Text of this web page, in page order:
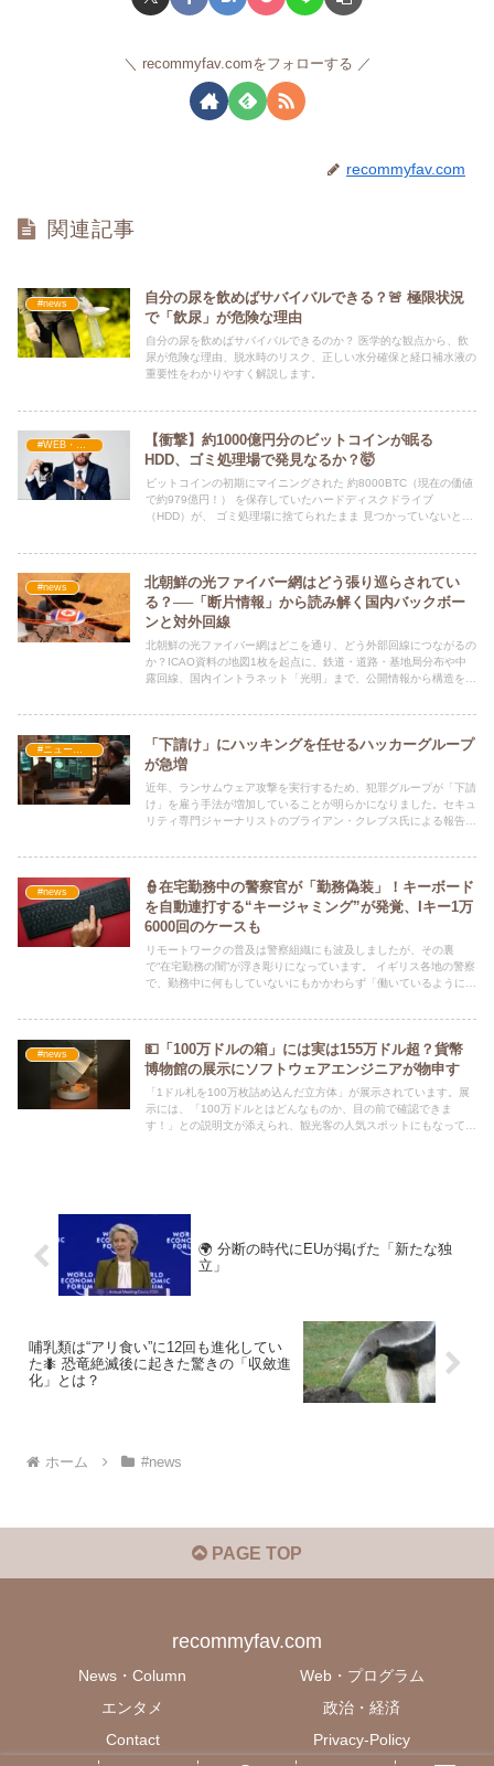
recommyfav.comをフォローする
recommyfav.com
関連記事
#news
自分の尿を飲めばサバイバルできる？🚨 極限状況
で「飲尿」が危険な理由
自分の尿を飲めばサバイバルできるのか？ 医学的な観点から、飲
尿が危険な理由、脱水時のリスク、正しい水分確保と経口補水液の
重要性をわかりやすく解説します。
#WEB・プログラム・SEO
【衝撃】約1000億円分のビットコインが眠る
HDD、ゴミ処理場で発見なるか？🤯
ビットコインの初期にマイニングされた 約8000BTC（現在の価値
で約979億円！） を保存していたハードディスクドライブ
（HDD）が、 ゴミ処理場に捨てられたまま 見つかっていないとい
#news
北朝鮮の光ファイバー網はどう張り巡らされてい
る？──「断片情報」から読み解く国内バックボー
ンと対外回線
北朝鮮の光ファイバー網はどこを通り、どう外部回線につながるの
か？ICAO資料の地図1枚を起点に、鉄道・道路・基地局分布や中
露回線、国内イントラネット「光明」まで、公開情報から構造を読
#ニュース・社会・コラム
「下請け」にハッキングを任せるハッカーグループ
が急増
近年、ランサムウェア攻撃を実行するため、犯罪グループが「下請
け」を雇う手法が増加していることが明らかになりました。セキュ
リティ専門ジャーナリストのブライアン・クレブス氏による報告に
#news
👮在宅勤務中の警察官が「勤務偽装」！キーボード
を自動連打する“キージャミング”が発覚、Iキー1万
6000回のケースも
リモートワークの普及は警察組織にも波及しましたが、その裏
で“在宅勤務の闇”が浮き彫りになっています。 イギリス各地の警察
で、勤務中に何もしていないにもかかわらず「働いているように見
#news
💵「100万ドルの箱」には実は155万ドル超？貨幣
博物館の展示にソフトウェアエンジニアが物申す
「1ドル札を100万枚詰め込んだ立方体」が展示されています。展
示には、「100万ドルとはどんなものか、目の前で確認できま
す！」との説明文が添えられ、観光客の人気スポットにもなってい
🌍 分断の時代にEUが掲げた「新たな独
立」
哺乳類は“アリ食い”に12回も進化してい
た🐜 恐竜絶滅後に起きた驚きの「収斂進
化」とは？
ホーム #news
PAGE TOP
recommyfav.com
News・Column
Web・プログラム
エンタメ
政治・経済
Contact
Privacy-Policy